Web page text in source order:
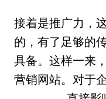
接着是推广力，
的，有了足够的
具备。这样一来
营销网站。对于